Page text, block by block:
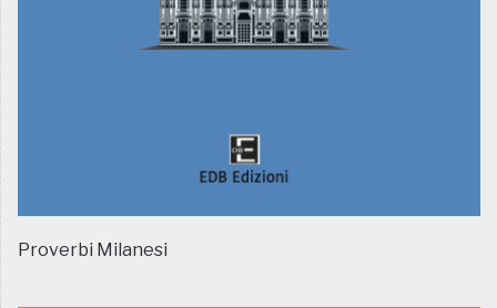
Proverbi Milanesi